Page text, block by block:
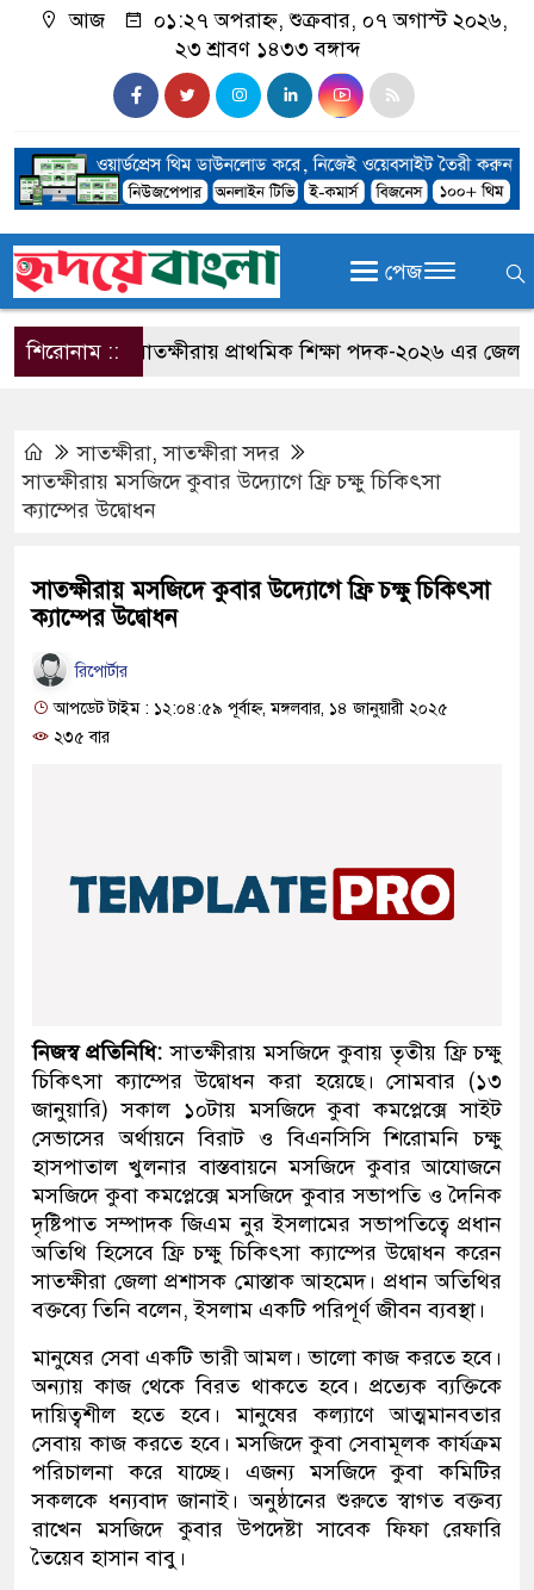
আজ
০১:২৭ অপরাহ্ন, শুক্রবার, ০৭ অগাস্ট ২০২৬,
২৩ শ্রাবণ ১৪৩৩ বঙ্গাব্দ
পেজ
শিরোনাম ::সাতক্ষীরায় প্রাথমিক শিক্ষা পদক-২০২৬ এর জেলা
সাতক্ষীরা,সাতক্ষীরা সদর
সাতক্ষীরায় মসজিদে কুবার উদ্যোগে ফ্রি চক্ষু চিকিৎসা
ক্যাম্পের উদ্বোধন
সাতক্ষীরায় মসজিদে কুবার উদ্যোগে ফ্রি চক্ষু চিকিৎসা
ক্যাম্পের উদ্বোধন
রিপোর্টার
আপডেট টাইম : ১২:০৪:৫৯ পূর্বাহ্ন, মঙ্গলবার, ১৪ জানুয়ারী ২০২৫
২৩৫ বার
নিজস্ব প্রতিনিধি: সাতক্ষীরায় মসজিদে কুবায় তৃতীয় ফ্রি চক্ষু
চিকিৎসা ক্যাম্পের উদ্বোধন করা হয়েছে। সোমবার (১৩
জানুয়ারি) সকাল ১০টায় মসজিদে কুবা কমপ্লেক্সে সাইট
সেভাসের অর্থায়নে বিরাট ও বিএনসিসি শিরোমনি চক্ষু
হাসপাতাল খুলনার বাস্তবায়নে মসজিদে কুবার আযোজনে
মসজিদে কুবা কমপ্লেক্সে মসজিদে কুবার সভাপতি ও দৈনিক
দৃষ্টিপাত সম্পাদক জিএম নুর ইসলামের সভাপতিত্বে প্রধান
অতিথি হিসেবে ফ্রি চক্ষু চিকিৎসা ক্যাম্পের উদ্বোধন করেন
সাতক্ষীরা জেলা প্রশাসক মোস্তাক আহমেদ। প্রধান অতিথির
বক্তব্যে তিনি বলেন, ইসলাম একটি পরিপূর্ণ জীবন ব্যবস্থা।
মানুষের সেবা একটি ভারী আমল। ভালো কাজ করতে হবে।
অন্যায় কাজ থেকে বিরত থাকতে হবে। প্রত্যেক ব্যক্তিকে
দায়িত্বশীল হতে হবে। মানুষের কল্যাণে আত্মমানবতার
সেবায় কাজ করতে হবে। মসজিদে কুবা সেবামূলক কার্যক্রম
পরিচালনা করে যাচ্ছে। এজন্য মসজিদে কুবা কমিটির
সকলকে ধন্যবাদ জানাই। অনুষ্ঠানের শুরুতে স্বাগত বক্তব্য
রাখেন মসজিদে কুবার উপদেষ্টা সাবেক ফিফা রেফারি
তৈয়েব হাসান বাবু।